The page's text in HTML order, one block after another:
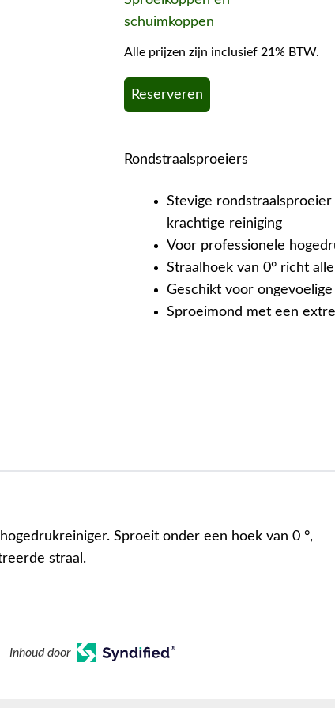
schuimkoppen
Alle prijzen zijn inclusief 21% BTW.
Reserveren
Rondstraalsproeiers
Stevige
krachtige reiniging
Voor professionele
Straalhoek van 0° richt
Geschikt voor
Sproeimond met een
Sproeit onder een hoek van 0 °,
straal.
Inhoud door